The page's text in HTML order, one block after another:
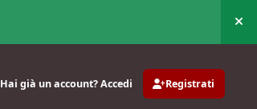
Hai già un account? Accedi Registrati